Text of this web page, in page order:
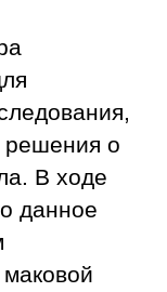
решения о
В ходе
данное